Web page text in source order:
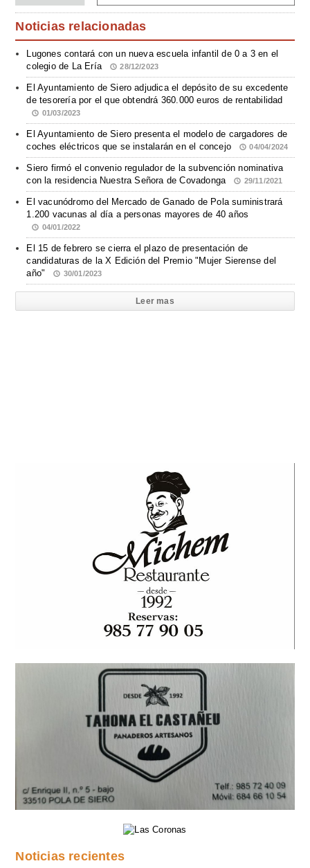
Noticias relacionadas
Lugones contará con un nueva escuela infantil de 0 a 3 en el
colegio de La Ería
28/12/2023
El Ayuntamiento de Siero adjudica el depósito de su excedente
de tesorería por el que obtendrá 360.000 euros de rentabilidad
01/03/2023
El Ayuntamiento de Siero presenta el modelo de cargadores de
coches eléctricos que se instalarán en el concejo
04/04/2024
Siero firmó el convenio regulador de la subvención nominativa
con la residencia Nuestra Señora de Covadonga
29/11/2021
El vacunódromo del Mercado de Ganado de Pola suministrará
1.200 vacunas al día a personas mayores de 40 años
04/01/2022
El 15 de febrero se cierra el plazo de presentación de
candidaturas de la X Edición del Premio "Mujer Sierense del
año"
30/01/2023
Leer mas
Noticias recientes